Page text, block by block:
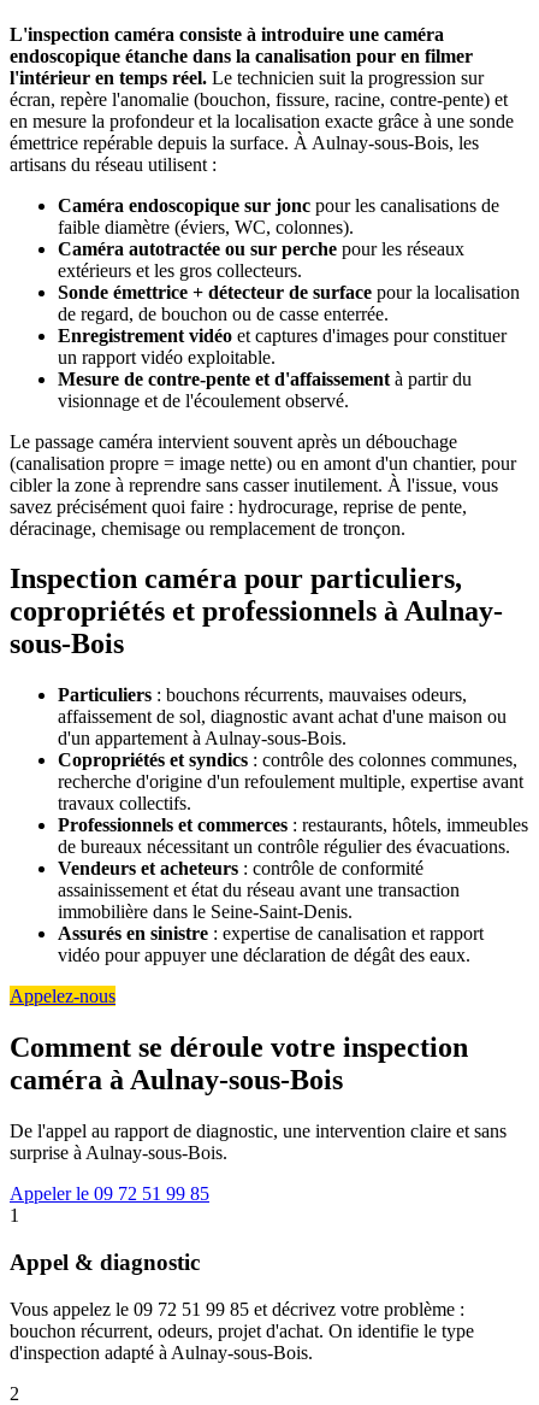
L'inspection caméra consiste à introduire une caméra
endoscopique étanche dans la canalisation pour en filmer
l'intérieur en temps réel. Le technicien suit la progression sur
écran, repère l'anomalie (bouchon, fissure, racine, contre-pente) et
en mesure la profondeur et la localisation exacte grâce à une sonde
émettrice repérable depuis la surface. À Aulnay-sous-Bois, les
artisans du réseau utilisent :
Caméra endoscopique sur jonc pour les canalisations de
faible diamètre (éviers, WC, colonnes).
Caméra autotractée ou sur perche pour les réseaux
extérieurs et les gros collecteurs.
Sonde émettrice + détecteur de surface pour la localisation
de regard, de bouchon ou de casse enterrée.
Enregistrement vidéo et captures d'images pour constituer
un rapport vidéo exploitable.
Mesure de contre-pente et d'affaissement à partir du
visionnage et de l'écoulement observé.
Le passage caméra intervient souvent après un débouchage
(canalisation propre = image nette) ou en amont d'un chantier, pour
cibler la zone à reprendre sans casser inutilement. À l'issue, vous
savez précisément quoi faire : hydrocurage, reprise de pente,
déracinage, chemisage ou remplacement de tronçon.
Inspection caméra pour particuliers,
copropriétés et professionnels à Aulnay-
sous-Bois
Particuliers : bouchons récurrents, mauvaises odeurs,
affaissement de sol, diagnostic avant achat d'une maison ou
d'un appartement à Aulnay-sous-Bois.
Copropriétés et syndics : contrôle des colonnes communes,
recherche d'origine d'un refoulement multiple, expertise avant
travaux collectifs.
Professionnels et commerces : restaurants, hôtels, immeubles
de bureaux nécessitant un contrôle régulier des évacuations.
Vendeurs et acheteurs : contrôle de conformité
assainissement et état du réseau avant une transaction
immobilière dans le Seine-Saint-Denis.
Assurés en sinistre : expertise de canalisation et rapport
vidéo pour appuyer une déclaration de dégât des eaux.
Appelez-nous
Comment se déroule votre inspection
caméra à Aulnay-sous-Bois
De l'appel au rapport de diagnostic, une intervention claire et sans
surprise à Aulnay-sous-Bois.
Appeler le 09 72 51 99 85
1
Appel & diagnostic
Vous appelez le 09 72 51 99 85 et décrivez votre problème :
bouchon récurrent, odeurs, projet d'achat. On identifie le type
d'inspection adapté à Aulnay-sous-Bois.
2